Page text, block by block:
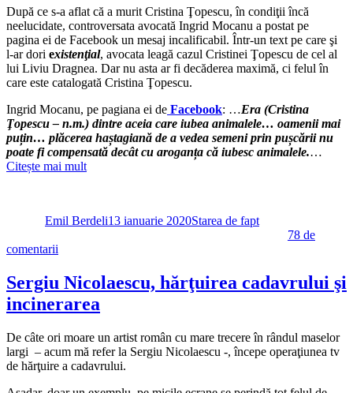
în
vaccin,
contra
coronasceptica
madam
Şoşoacă
prima
rundă
După ce s-a aflat că a murit Cristina Ţopescu, în condiţii încă
neelucidate, controversata avocată Ingrid Mocanu a postat pe
pagina ei de Facebook un mesaj incalificabil. Într-un text pe care şi
l-ar dori existenţial, avocata leagă cazul Cristinei Ţopescu de cel al
lui Liviu Dragnea. Dar nu asta ar fi decăderea maximă, ci felul în
care este catalogată Cristina Ţopescu.
Ingrid Mocanu, pe pagiana ei de Facebook: …Era (Cristina
Ţopescu – n.m.) dintre aceia care iubea animalele… oamenii mai
puțin… plăcerea haștagiană de a vedea semeni prin pușcării nu
poate fi compensată decât cu aroganța că iubesc animalele.…
Citește mai mult
Emil Berdeli13 ianuarie 2020Starea de fapt
78 de
comentarii
Mocanu,
mesaj
incalificabil
moartea
Cristinei
Ţopescu:
Sergiu Nicolaescu, hărţuirea cadavrului şi
incinerarea
De câte ori moare un artist român cu mare trecere în rândul maselor
largi – acum mă refer la Sergiu Nicolaescu -, începe operaţiunea tv
de hărţuire a cadavrului.